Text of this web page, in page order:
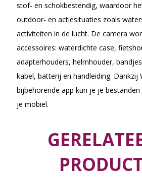
stof- en schokbestendig, waardoor
outdoor- en actiesituaties zoals
activiteiten in de lucht. De camera
accessoires: waterdichte case,
adapterhouders, helmhouder,
kabel, batterij en handleiding. Dankzij
bijbehorende app kun je je
je mobiel.